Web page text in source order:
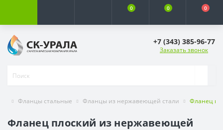
0 0 0
+7 (343) 385-96-77
Заказать звонок
Фланцы стальные Фланцы из нержавеющей стали Фланец
Фланец плоский из нержавеющей